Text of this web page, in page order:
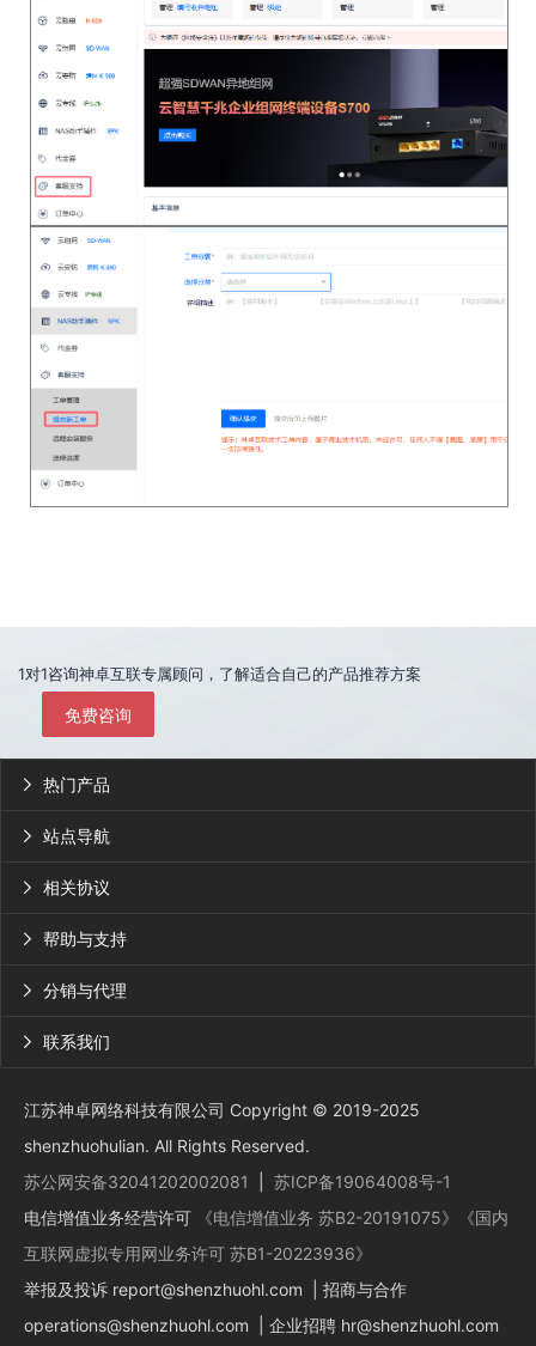
1对1咨询神卓互联专属顾问，了解适合自己的产品推荐方案
免费咨询
热门产品

站点导航

相关协议

帮助与支持

分销与代理

联系我们

江苏神卓网络科技有限公司 Copyright © 2019-2025
shenzhuohulian. All Rights Reserved.
苏公网安备32041202002081
苏ICP备19064008号-1
电信增值业务经营许可
《电信增值业务 苏B2-20191075》
《国内
互联网虚拟专用网业务许可 苏B1-20223936》
举报及投诉 report@shenzhuohl.com | 招商与合作
operations@shenzhuohl.com | 企业招聘 hr@shenzhuohl.com